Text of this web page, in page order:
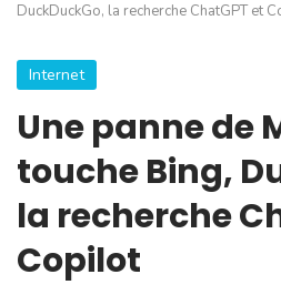
DuckDuckGo, la recherche ChatGPT et
Internet
Une panne de
touche Bing,
la recherche
Copilot